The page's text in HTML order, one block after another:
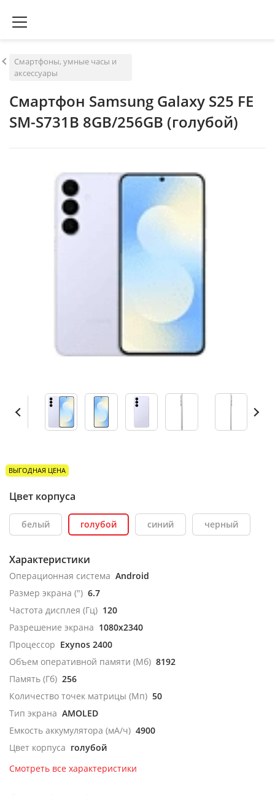
Смартфоны, умные часы и
аксессуары
Смартфон Samsung Galaxy S25 FE
SM-S731B 8GB/256GB (голубой)
ВЫГОДНАЯ ЦЕНА
Цвет корпуса
белый голубой синий черный
Характеристики
Операционная система Android
Размер экрана (") 6.7
Частота дисплея (Гц) 120
Разрешение экрана 1080x2340
Процессор Exynos 2400
Объем оперативной памяти (Мб) 8192
Память (Гб) 256
Количество точек матрицы (Мп) 50
Тип экрана AMOLED
Емкость аккумулятора (мА/ч) 4900
Цвет корпуса голубой
Смотреть все характеристики